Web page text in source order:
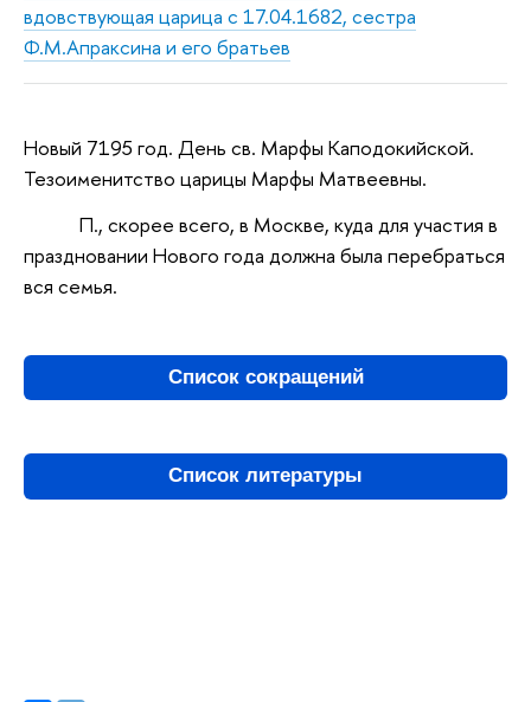
вдовствующая царица с 17.04.1682, сестра
Ф.М.Апраксина и его братьев
Новый 7195 год. День св. Марфы Каподокийской.
Тезоименитство царицы Марфы Матвеевны.
П., скорее всего, в Москве, куда для участия в
праздновании Нового года должна была перебраться
вся семья.
Список сокращений
Список литературы